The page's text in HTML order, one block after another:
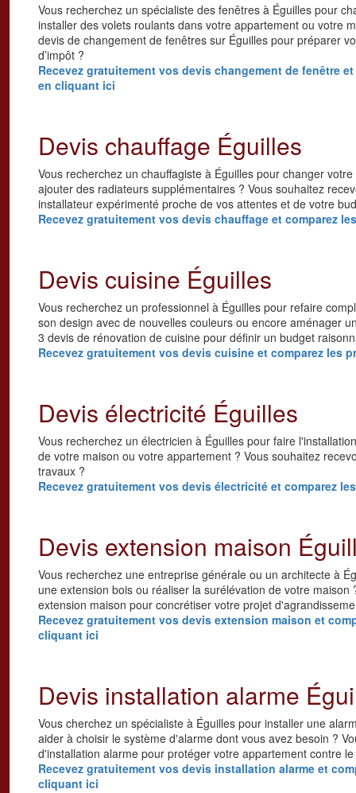
Vous recherchez un spécialiste des fenêtres à Éguilles pour
installer des volets roulants dans votre appartement ou votre
devis de changement de fenêtres sur Éguilles pour préparer
d’impôt ?
Recevez gratuitement vos devis changement de fenêtre
en cliquant ici
Devis chauffage Éguilles
Vous recherchez un chauffagiste à Éguilles pour changer
ajouter des radiateurs supplémentaires ? Vous souhaitez
installateur expérimenté proche de vos attentes et de votre
Recevez gratuitement vos devis chauffage et comparez
Devis cuisine Éguilles
Vous recherchez un professionnel à Éguilles pour refaire
son design avec de nouvelles couleurs ou encore aménager
3 devis de rénovation de cuisine pour définir un budget
Recevez gratuitement vos devis cuisine et comparez les
Devis électricité Éguilles
Vous recherchez un électricien à Éguilles pour faire
de votre maison ou votre appartement ? Vous souhaitez
travaux ?
Recevez gratuitement vos devis électricité et comparez
Devis extension maison
Vous recherchez une entreprise générale ou un architecte à
une extension bois ou réaliser la surélévation de votre
extension maison pour concrétiser votre projet
Recevez gratuitement vos devis extension maison et
cliquant ici
Devis installation alarme
Vous cherchez un spécialiste à Éguilles pour installer une
aider à choisir le système d'alarme dont vous avez besoin ?
d'installation alarme pour protéger votre appartement contre
Recevez gratuitement vos devis installation alarme et
cliquant ici